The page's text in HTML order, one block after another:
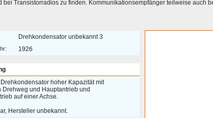
bei Transistorradios zu finden. Kommunikationsempfänger teilweise auch
Drehkondensator unbekannt 3
1926
hoher Kapazität mit
Drehweg und Hauptantrieb und
auf einer Achse.
Hersteller unbekannt.